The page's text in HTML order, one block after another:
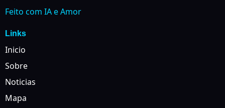
Feito com IA e Amor
Links
Inicio
Sobre
Noticias
Mapa